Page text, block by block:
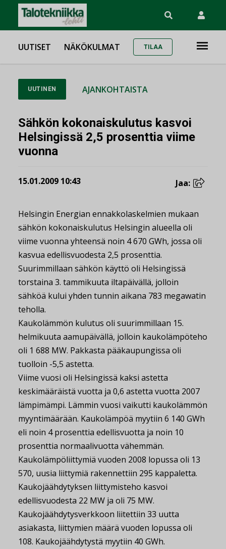
UUTISET NÄKÖKULMAT TILAA
UUTINEN AJANKOHTAISTA
Sähkön kokonaiskulutus kasvoi
Helsingissä 2,5 prosenttia viime
vuonna
15.01.2009 10:43 Jaa:
Helsingin Energian ennakkolaskelmien mukaan
sähkön kokonaiskulutus Helsingin alueella oli
viime vuonna yhteensä noin 4 670 GWh, jossa oli
kasvua edellisvuodesta 2,5 prosenttia.
Suurimmillaan sähkön käyttö oli Helsingissä
torstaina 3. tammikuuta iltapäivällä, jolloin
sähköä kului yhden tunnin aikana 783 megawatin
teholla.
Kaukolämmön kulutus oli suurimmillaan 15.
helmikuuta aamupäivällä, jolloin kaukolämpöteho
oli 1 688 MW. Pakkasta pääkaupungissa oli
tuolloin -5,5 astetta.
Viime vuosi oli Helsingissä kaksi astetta
keskimääräistä vuotta ja 0,6 astetta vuotta 2007
lämpimämpi. Lämmin vuosi vaikutti kaukolämmön
myyntimäärään. Kaukolämpöä myytiin 6 140 GWh
eli noin 4 prosenttia edellisvuotta ja noin 10
prosenttia normaalivuotta vähemmän.
Kaukolämpöliittymiä vuoden 2008 lopussa oli 13
570, uusia liittymiä rakennettiin 295 kappaletta.
Kaukojäähdytyksen liittymisteho kasvoi
edellisvuodesta 22 MW ja oli 75 MW.
Kaukojäähdytysverkkoon liitettiin 33 uutta
asiakasta, liittymien määrä vuoden lopussa oli
108. Kaukojäähdytystä myytiin 40 GWh.